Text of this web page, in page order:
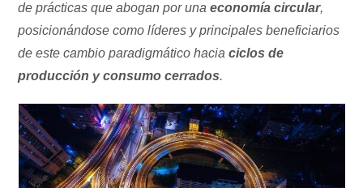
de prácticas que abogan por unaeconomía circular,
posicionándose como líderes y principales beneficiarios
de este cambio paradigmático haciaciclos de
producción y consumo cerrados.